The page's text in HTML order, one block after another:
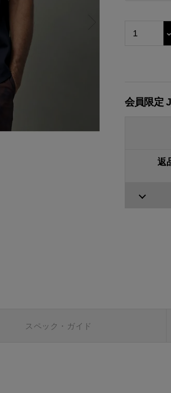
会員限定
返
スペック・ガイド